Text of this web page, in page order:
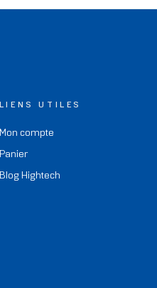
LIENS UTILES
Mon compte
Panier
Blog Hightech